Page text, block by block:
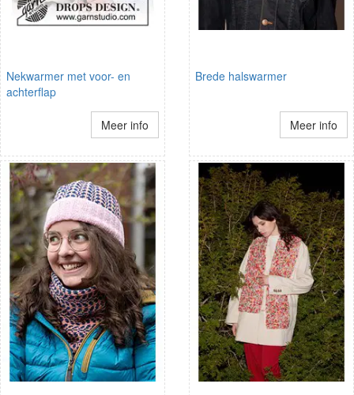
Nekwarmer met voor- en
achterflap
Meer info
Brede halswarmer
Meer info